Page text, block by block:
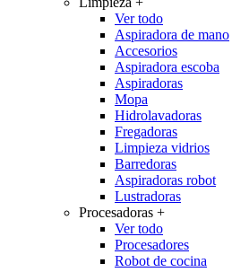
Ver todo
Aspiradora de mano
Accesorios
Aspiradora escoba
Aspiradoras
Mopa
Hidrolavadoras
Fregadoras
Limpieza vidrios
Barredoras
Aspiradoras robot
Lustradoras
Procesadoras +
Ver todo
Procesadores
Robot de cocina